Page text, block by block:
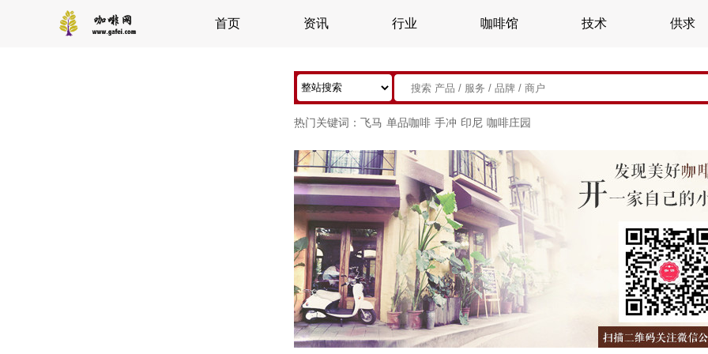
首页 资讯 行业 咖啡馆 技术 供求
热门关键词： 飞马 单品咖啡 手冲 印尼 咖啡庄园